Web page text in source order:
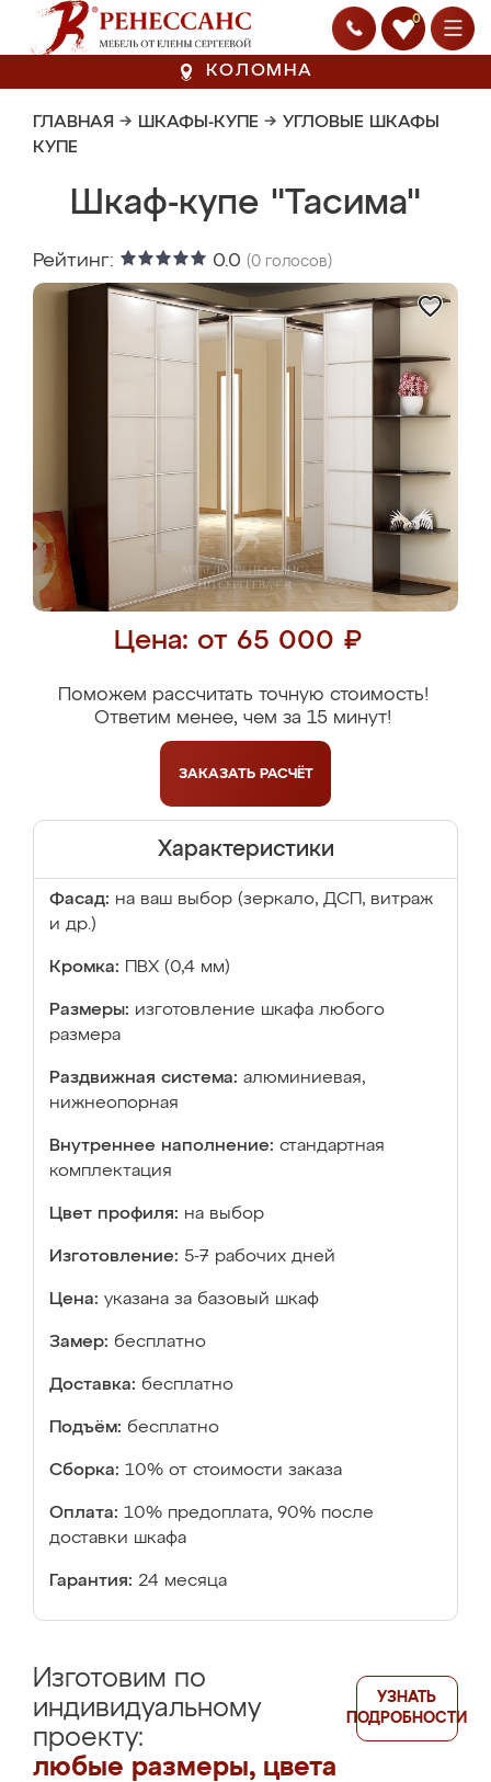
0
КОЛОМНА
ГЛАВНАЯ → ШКАФЫ-КУПЕ → УГЛОВЫЕ ШКАФЫ
КУПЕ
Шкаф-купе "Тасима"
Рейтинг: 0.0 (0 голосов)
Цена: от 65 000 ₽
Поможем рассчитать точную стоимость!
Ответим менее, чем за 15 минут!
ЗАКАЗАТЬ РАСЧЁТ
Характеристики
Фасад: на ваш выбор (зеркало, ДСП, витраж
и др.)
Кромка: ПВХ (0,4 мм)
Размеры: изготовление шкафа любого
размера
Раздвижная система: алюминиевая,
нижнеопорная
Внутреннее наполнение: стандартная
комплектация
Цвет профиля: на выбор
Изготовление: 5-7 рабочих дней
Цена: указана за базовый шкаф
Замер: бесплатно
Доставка: бесплатно
Подъём: бесплатно
Сборка: 10% от стоимости заказа
Оплата: 10% предоплата, 90% после
доставки шкафа
Гарантия: 24 месяца
Изготовим по
индивидуальному
проекту:
любые размеры, цвета
УЗНАТЬ
ПОДРОБНОСТИ